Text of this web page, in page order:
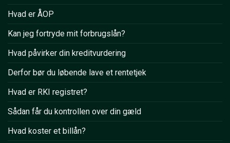
Hvad er ÅOP
Kan jeg fortryde mit forbrugslån?
Hvad påvirker din kreditvurdering
Derfor bør du løbende lave et rentetjek
Hvad er RKI registret?
Sådan får du kontrollen over din gæld
Hvad koster et billån?